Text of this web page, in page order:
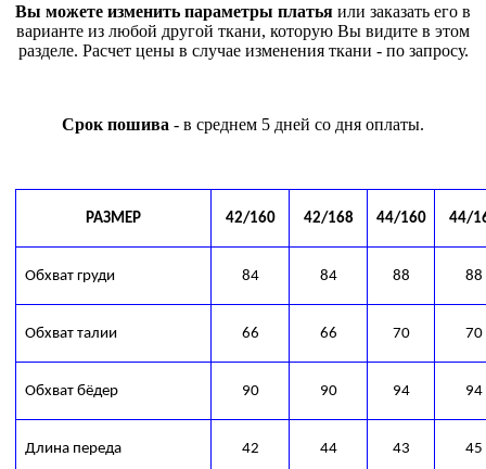
Вы можете изменить параметры платья или заказать его в
варианте из любой другой ткани, которую Вы видите в этом
разделе. Расчет цены в случае изменения ткани - по запросу.
Срок пошива - в среднем 5 дней со дня оплаты.
РАЗМЕР 42/160 42/168 44/160 44/
Обхват груди 84 84 88 88
Обхват талии 66 66 70 70
Обхват бёдер 90 90 94 94
Длина переда 42 44 43 45